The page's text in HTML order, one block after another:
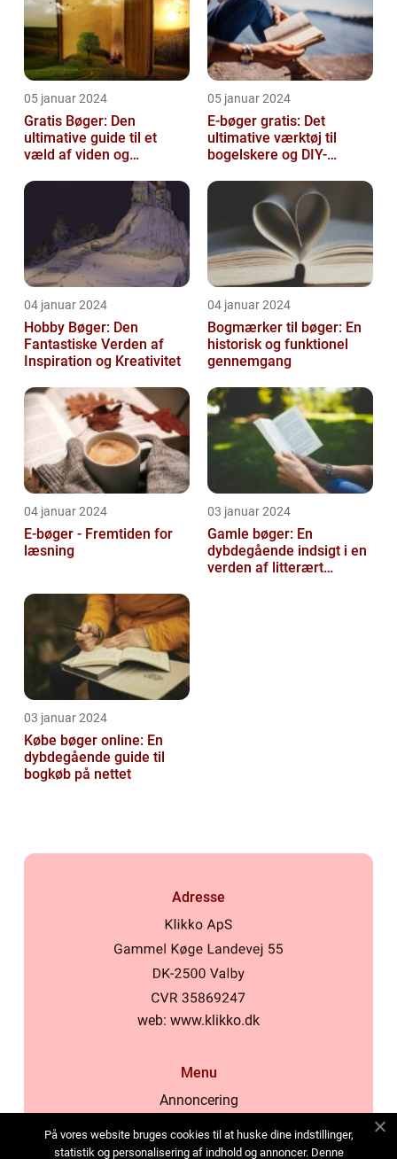
05 januar 2024
Gratis Bøger: Den
ultimative guide til et
væld af viden og
05 januar 2024
E-bøger gratis: Det
ultimative værktøj til
bogelskere og DIY-
04 januar 2024
Hobby Bøger: Den
Fantastiske Verden af
Inspiration og Kreativitet
04 januar 2024
Bogmærker til bøger: En
historisk og funktionel
gennemgang
04 januar 2024
E-bøger - Fremtiden for
læsning
03 januar 2024
Gamle bøger: En
dybdegående indsigt i en
verden af litterært
03 januar 2024
Købe bøger online: En
dybdegående guide til
bogkøb på nettet
Adresse
web: www.klikko.dk
Menu
Annoncering
Cookies
På vores website bruges cookies til at huske dine indstillinger,
statistik og personalisering af indhold og annoncer. Denne